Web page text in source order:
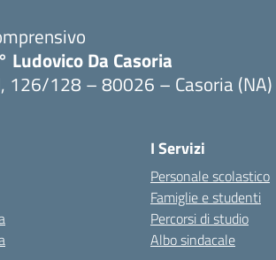
Ludovico Da Casoria
126/128 – 80026 – Casoria (NA)
I Servizi
Personale scolastico
Famiglie e studenti
Percorsi di studio
Albo sindacale